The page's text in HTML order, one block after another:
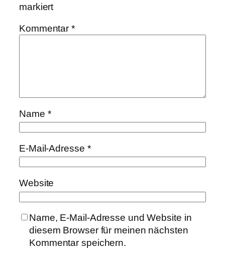
markiert
Kommentar*
Name *
E-Mail-Adresse *
Website
Name, E-Mail-Adresse und Website in
diesem Browser für meinen nächsten
Kommentar speichern.